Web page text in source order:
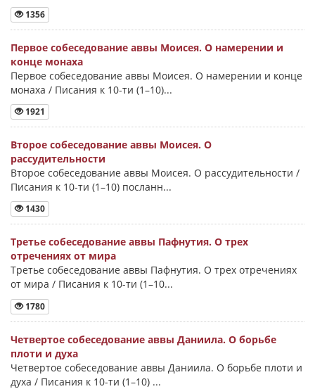
1356
Первое собеседование аввы Моисея. О намерении и
конце монаха
Первое собеседование аввы Моисея. О намерении и конце
монаха / Писания к 10-ти (1–10)...
1921
Второе собеседование аввы Моисея. О
рассудительности
Второе собеседование аввы Моисея. О рассудительности /
Писания к 10-ти (1–10) посланн...
1430
Третье собеседование аввы Пафнутия. О трех
отречениях от мира
Третье собеседование аввы Пафнутия. О трех отречениях
от мира / Писания к 10-ти (1–10...
1780
Четвертое собеседование аввы Даниила. О борьбе
плоти и духа
Четвертое собеседование аввы Даниила. О борьбе плоти и
духа / Писания к 10-ти (1–10) ...